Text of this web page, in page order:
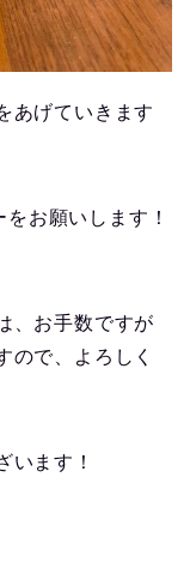
あげていきます
お願いします！
、お手数ですが
ので、よろしく
います！